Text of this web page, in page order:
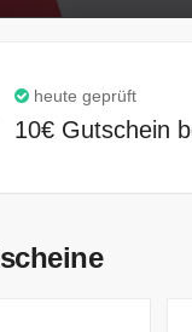
heute geprüft
10€ Gutschein